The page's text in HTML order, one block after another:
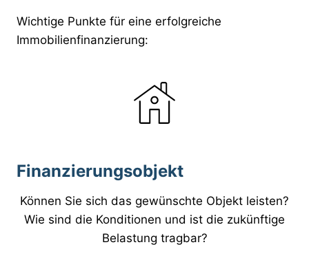
Wichtige Punkte für eine erfolgreiche
Immobilienfinanzierung:
Finanzierungsobjekt
Können Sie sich das gewünschte Objekt leisten?
Wie sind die Konditionen und ist die zukünftige
Belastung tragbar?